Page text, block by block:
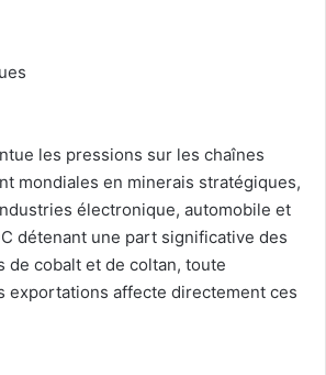
les pressions sur les chaînes
mondiales en minerais stratégiques,
électronique, automobile et
détenant une part significative des
de cobalt et de coltan, toute
exportations affecte directement ces